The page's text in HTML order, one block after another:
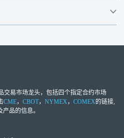
交易市场龙头，包括四个指定合约市场
CME， CBOT， NYMEX， COMEX的链接,
品的信息。